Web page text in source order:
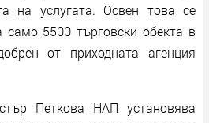
на услугата. Освен това се
5500 търговски обекта в
от приходната агенция
Петкова НАП установява